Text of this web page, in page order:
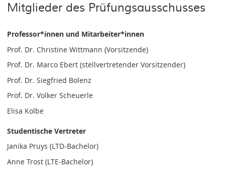
Mitglieder des Prüfungsausschusses
Professor*innen und Mitarbeiter*innen
Prof. Dr. Christine Wittmann (Vorsitzende)
Prof. Dr. Marco Ebert (stellvertretender Vorsitzender)
Prof. Dr. Siegfried Bolenz
Prof. Dr. Volker Scheuerle
Elisa Kolbe
Studentische Vertreter
Janika Pruys (LTD-Bachelor)
Anne Trost (LTE-Bachelor)